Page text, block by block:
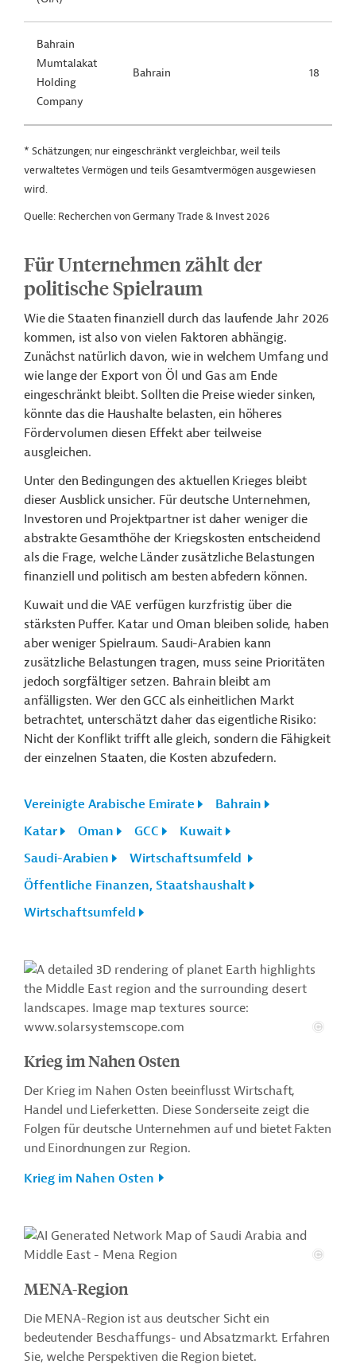
Bahrain
Mumtalakat
Holding
Company
Bahrain 18
* Schätzungen; nur eingeschränkt vergleichbar, weil teils
verwaltetes Vermögen und teils Gesamtvermögen ausgewiesen
wird.
Quelle: Recherchen von Germany Trade & Invest 2026
Für Unternehmen zählt der
politische Spielraum
Wie die Staaten finanziell durch das laufende Jahr 2026
kommen, ist also von vielen Faktoren abhängig.
Zunächst natürlich davon, wie in welchem Umfang und
wie lange der Export von Öl und Gas am Ende
eingeschränkt bleibt. Sollten die Preise wieder sinken,
könnte das die Haushalte belasten, ein höheres
Fördervolumen diesen Effekt aber teilweise
ausgleichen.
Unter den Bedingungen des aktuellen Krieges bleibt
dieser Ausblick unsicher. Für deutsche Unternehmen,
Investoren und Projektpartner ist daher weniger die
abstrakte Gesamthöhe der Kriegskosten entscheidend
als die Frage, welche Länder zusätzliche Belastungen
finanziell und politisch am besten abfedern können.
Kuwait und die VAE verfügen kurzfristig über die
stärksten Puffer. Katar und Oman bleiben solide, haben
aber weniger Spielraum. Saudi-Arabien kann
zusätzliche Belastungen tragen, muss seine Prioritäten
jedoch sorgfältiger setzen. Bahrain bleibt am
anfälligsten. Wer den GCC als einheitlichen Markt
betrachtet, unterschätzt daher das eigentliche Risiko:
Nicht der Konflikt trifft alle gleich, sondern die Fähigkeit
der einzelnen Staaten, die Kosten abzufedern.
Vereinigte Arabische Emirate
Bahrain
Katar
Oman GCC
Kuwait
Saudi-Arabien
Wirtschaftsumfeld
Öffentliche Finanzen, Staatshaushalt
Wirtschaftsumfeld
Krieg im Nahen Osten
Der Krieg im Nahen Osten beeinflusst Wirtschaft,
Handel und Lieferketten. Diese Sonderseite zeigt die
Folgen für deutsche Unternehmen auf und bietet Fakten
und Einordnungen zur Region.
Krieg im Nahen Osten
MENA-Region
Die MENA-Region ist aus deutscher Sicht ein
bedeutender Beschaffungs- und Absatzmarkt. Erfahren
Sie, welche Perspektiven die Region bietet.